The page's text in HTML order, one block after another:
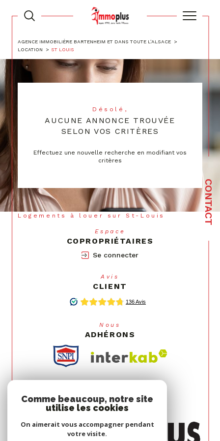
CONTACT
AGENCE IMMOBILIÈRE BARTENHEIM ET DANS TOUTE L’ALSACE
LOCATION
ST LOUIS
Désolé,
AUCUNE ANNONCE TROUVÉE
SELON VOS CRITÈRES
Effectuez une nouvelle recherche en modifiant vos
critères
Logements à louer sur St-Louis
Espace
COPROPRIÉTAIRES
Se connecter
Avis
CLIENT
Nous
ADHÉRONS
Comme beaucoup, notre site
utilise les cookies
On aimerait vous accompagner pendant
votre visite.